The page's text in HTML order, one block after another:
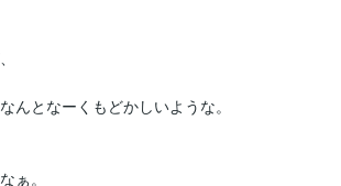
んとなーくもどかしいような。
ぁ。